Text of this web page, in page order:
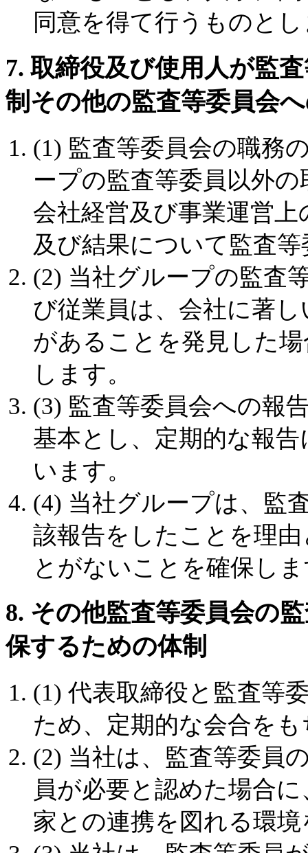
同意を得て行うものと
7. 取締役及び使用人が監
制その他の監査等委員会
(1) 監査等委員会の職務
ープの監査等委員以外
会社経営及び事業運営
及び結果について監査
(2) 当社グループの監査
び従業員は、会社に著
があることを発見した
します。
(3) 監査等委員会への報
基本とし、定期的な報
います。
(4) 当社グループは、監
該報告をしたことを理
とがないことを確保し
8. その他監査等委員会の
保するための体制
(1) 代表取締役と監査等
ため、定期的な会合を
(2) 当社は、監査等委員
員が必要と認めた場合
家との連携を図れる環